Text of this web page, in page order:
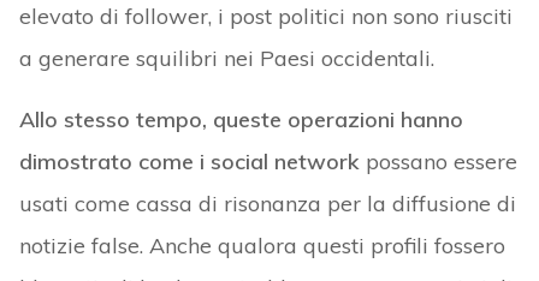
elevato di follower, i post politici non sono riusciti
a generare squilibri nei Paesi occidentali.
Allo stesso tempo, queste operazioni hanno
dimostrato come i social network possano essere
usati come cassa di risonanza per la diffusione di
notizie false. Anche qualora questi profili fossero